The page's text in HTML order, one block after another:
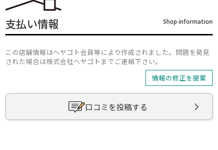
支払い情報 Shop information
この店舗情報はヘヤゴト会員等により作成されました。問題を発見
された場合は株式会社ヘヤゴトまでご連絡下さい。
情報の修正を提案
口コミを投稿する